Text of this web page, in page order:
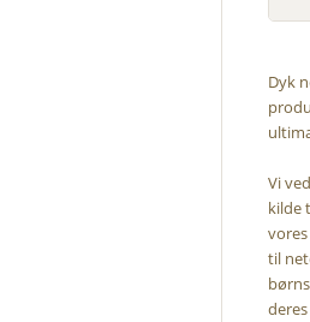
Dyk
Vi
kilde
til